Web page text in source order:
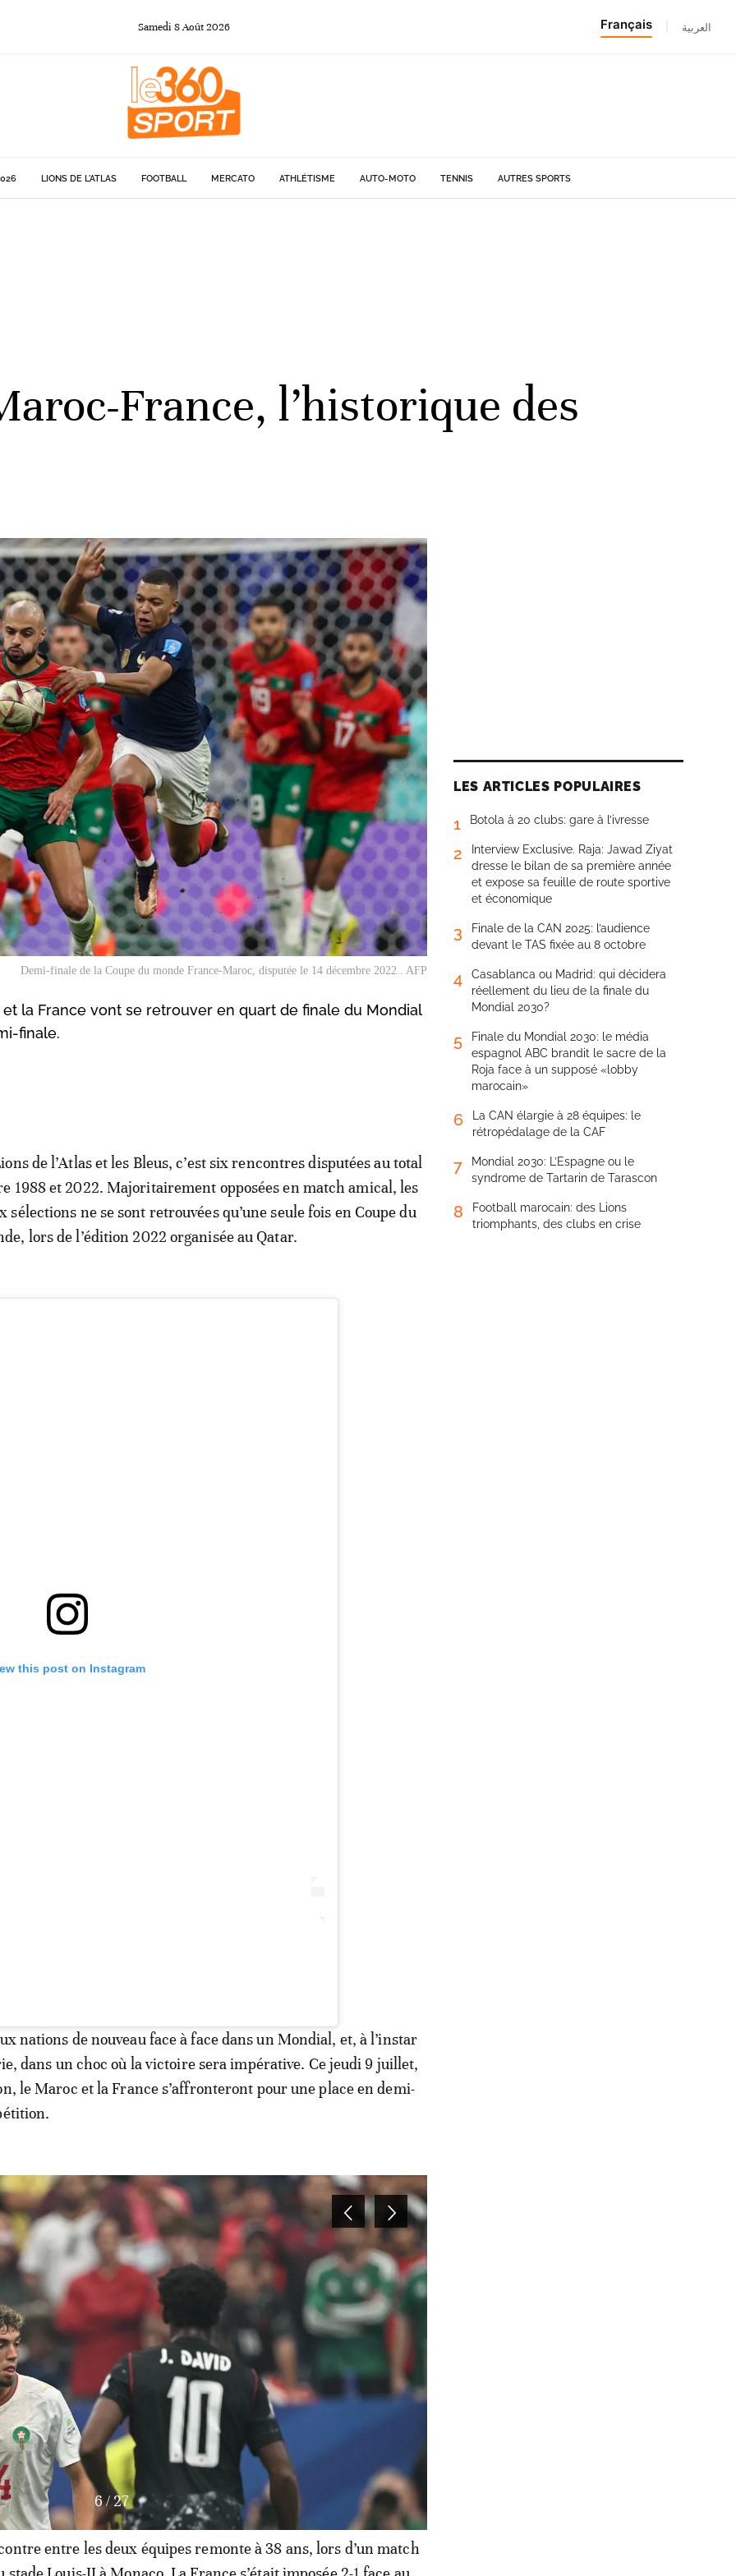
Samedi 8Août2026 Français العربية
LIONS DE L'ATLAS FOOTBALL MERCATO ATHLÉTISME AUTO-MOTO TENNIS AUTRES SPORTS
France, l’historique des
Demi-finale de la Coupe du monde France-Maroc, disputée le 14 décembre 2022.. AFP
la France vont se retrouver en quart de finale du Mondial
finale.
de l’Atlas et les Bleus, c’est six rencontres disputées au total
1988 et 2022. Majoritairement opposées en match amical, les
sélections ne se sont retrouvées qu’une seule fois en Coupe du
lors de l’édition 2022 organisée au Qatar.
this post on Instagram
nations de nouveau face à face dans un Mondial, et, à l’instar
dans un choc où la victoire sera impérative. Ce jeudi 9 juillet,
le Maroc et la France s’affronteront pour une place en demi-
7/ 27
entre les deux équipes remonte à 38 ans, lors d’un match
LES ARTICLES POPULAIRES
1 Botola à 20 clubs: gare à l’ivresse
2
Interview Exclusive. Raja: Jawad Ziyat
dresse le bilan de sa première année
et expose sa feuille de route sportive
et économique
3
Finale de la CAN 2025: l’audience
devant le TAS fixée au 8 octobre
4
Casablanca ou Madrid: qui décidera
réellement du lieu de la finale du
Mondial 2030?
5
Finale du Mondial 2030: le média
espagnol ABC brandit le sacre de la
Roja face à un supposé «lobby
marocain»
6
La CAN élargie à 28 équipes: le
rétropédalage de la CAF
7
Mondial 2030: L’Espagne ou le
syndrome de Tartarin de Tarascon
8
Football marocain: des Lions
triomphants, des clubs en crise